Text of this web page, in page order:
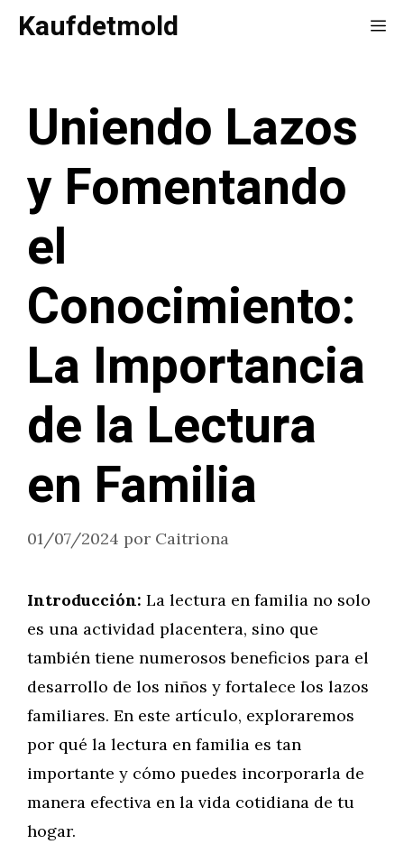
SaltarKaufdetmold
Uniendo Lazos
y Fomentando
el
Conocimiento:
La Importancia
de la Lectura
en Familia
01/07/2024 por Caitriona
Introducción: La lectura en familia no solo
es una actividad placentera, sino que
también tiene numerosos beneficios para el
desarrollo de los niños y fortalece los lazos
familiares. En este artículo, exploraremos
por qué la lectura en familia es tan
importante y cómo puedes incorporarla de
manera efectiva en la vida cotidiana de tu
hogar.